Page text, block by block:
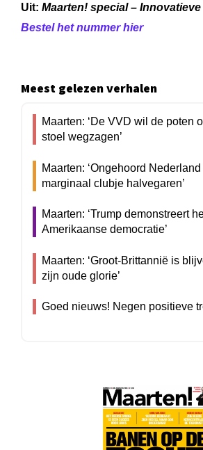
Uit: Maarten! special –
Bestel het nummer hier
Meest gelezen verhalen
Maarten: ‘De VVD wil de poten
stoel wegzagen’
Maarten: ‘Ongehoord
marginaal clubje halvegaren’
Maarten: ‘Trump demonstreert
Amerikaanse democratie’
Maarten: ‘Groot-Brittannië is
zijn oude glorie’
Goed nieuws! Negen positieve